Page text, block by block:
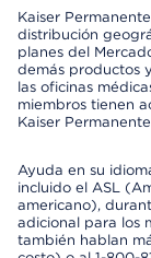
Kaiser
distribución
planes del
demás productos
las oficinas
miembros tienen
Kaiser
Ayuda en su
incluido el ASL
americano),
adicional para los
también hablan